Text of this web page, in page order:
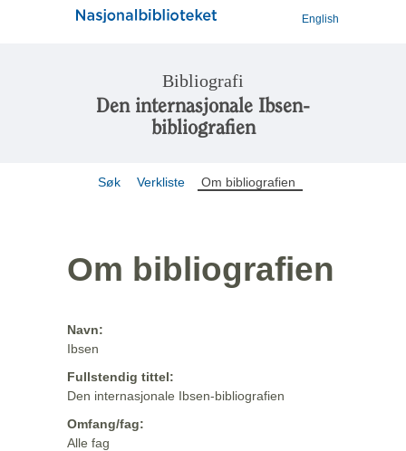
English
Bibliografi
Den internasjonale Ibsen-
bibliografien
Søk Verkliste Om bibliografien
Om bibliografien
Navn:
Ibsen
Fullstendig tittel:
Den internasjonale Ibsen-bibliografien
Omfang/fag:
Alle fag